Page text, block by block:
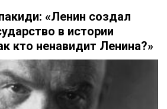
«Ленин создал
в истории
кто ненавидит Ленина?»